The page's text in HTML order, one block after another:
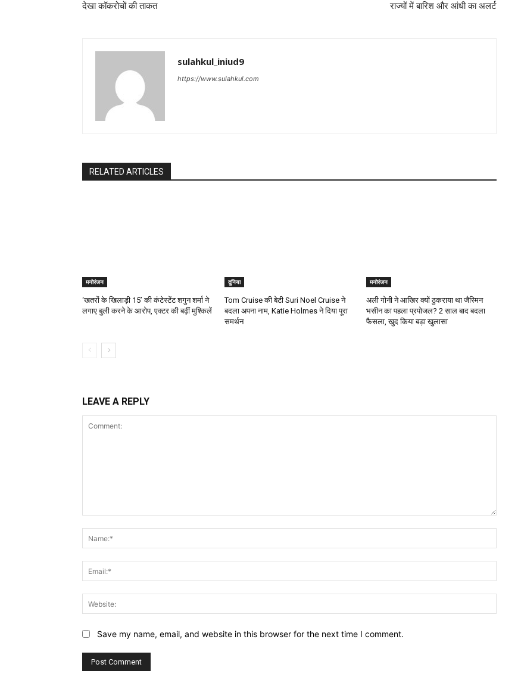
देखा कॉकरोचों की ताकत
राज्यों में बारिश और आंधी का अलर्ट
sulahkul_iniud9
https://www.sulahkul.com
RELATED ARTICLES
मनोरंजन
‘खतरों के खिलाड़ी 15’ की कंटेस्टेंट शगुन शर्मा ने
लगाए बुली करने के आरोप, एक्टर की बढ़ीं मुश्किलें
दुनिया
Tom Cruise की बेटी Suri Noel Cruise ने
बदला अपना नाम, Katie Holmes ने दिया पूरा
समर्थन
मनोरंजन
अली गोनी ने आखिर क्यों ठुकराया था जैस्मिन
भसीन का पहला प्रपोजल? 2 साल बाद बदला
फैसला, खुद किया बड़ा खुलासा
LEAVE A REPLY
Save my name, email, and website in this browser for the next time I comment.